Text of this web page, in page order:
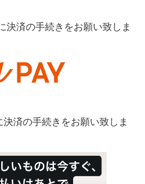
決済の手続きをお願い致しま
決済の手続きをお願い致しま